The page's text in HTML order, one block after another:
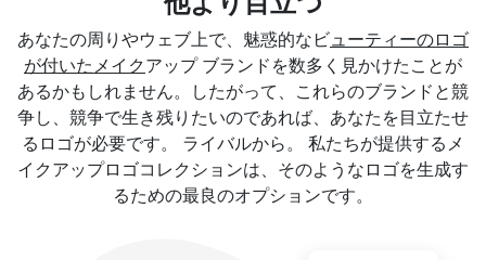
あなたの周りやウェブ上で、魅惑的なビ ューティーのロゴ
が付いたメイク アップ ブランドを数多く見かけたことが
あるかもしれません。したがって、これらのブランドと競
争し、競争で生き残りたいのであれば、あなたを目立たせ
るロゴが必要です。 ライバルから。 私たちが提供するメ
イクアップロゴコレクションは、そのようなロゴを生成す
るための最良のオプションです。